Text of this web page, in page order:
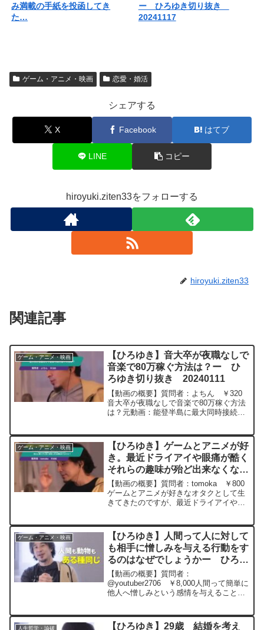
み満載の手紙を投函してき
た…
ー ひろゆき切り抜き
20241117
ゲーム・アニメ・映画 恋愛・婚活
シェアする
X Facebook はてブ
LINE コピー
hiroyuki.ziten33をフォローする
hiroyuki.ziten33
関連記事
ゲーム・アニメ・映画
【ひろゆき】音大卒が夜職なしで
音楽で80万稼ぐ方法は？ー ひ
ろゆき切り抜き 20240111
【動画の概要】質問者：よちん ￥320
音大卒が夜職なしで音楽で80万稼ぐ方法
は？元動画：能登半島に最大同時接続
J22 ひろゆきさんの動画で、寄
せられ...
ゲーム・アニメ・映画
【ひろゆき】ゲームとアニメが好
き。最近ドライアイや眼痛が酷く
それらの趣味が殆ど出来なくなっ
た。視力に頼らずに長い間楽しめ
る趣味ありますか？ー ひろゆき
切り抜き 20231105
【動画の概要】質問者：tomoka ￥800
ゲームとアニメが好きなオタクとして生
きてきたのですが、最近ドライアイや眼
間楽しめてコスパの良い趣味を色々試し
てみたり探してい...
ゲーム・アニメ・映画
【ひろゆき】人間って人に対して
も相手に憎しみを与える行動をす
るのはなぜでしょうかー ひろゆ
き切り抜き 20260126
【動画の概要】質問者：
@youtuber2706 ￥8,000人間って簡単に
他人へ憎しみという感情を与えることも
もない、時に知らない人に対しても相手
人生哲学・論破
【ひろゆき】29歳 結婚を考え